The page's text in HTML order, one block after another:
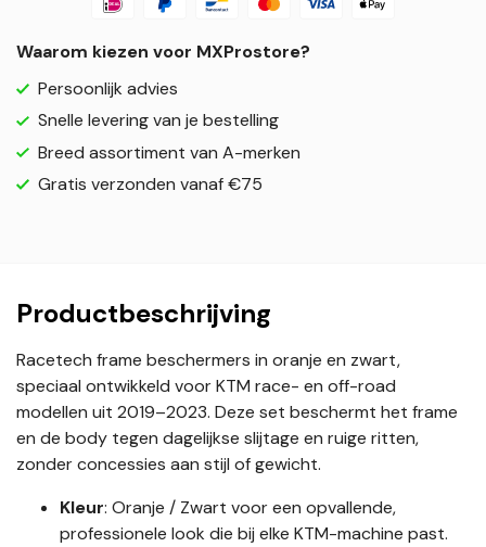
Waarom kiezen voor MXProstore?
Persoonlijk advies
Snelle levering van je bestelling
Breed assortiment van A-merken
Gratis verzonden vanaf €75
Productbeschrijving
Racetech frame beschermers in oranje en zwart,
speciaal ontwikkeld voor KTM race- en off-road
modellen uit 2019–2023. Deze set beschermt het frame
en de body tegen dagelijkse slijtage en ruige ritten,
zonder concessies aan stijl of gewicht.
Kleur: Oranje / Zwart voor een opvallende,
professionele look die bij elke KTM-machine past.